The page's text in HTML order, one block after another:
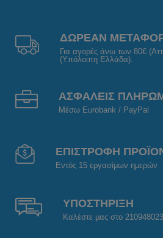
ΔΩΡΕΑΝ
Για αγορές άνω των 80€
(Υπόλοιπη Ελλάδα).
ΑΣΦΑΛΕΙΣ
Μέσω Eurobank / PayPal
ΕΠΙΣΤΡΟΦΗ
Εντός 15 εργασίμων ημερών
ΥΠΟΣΤΗΡΙΞΗ
Καλέστε μας στο